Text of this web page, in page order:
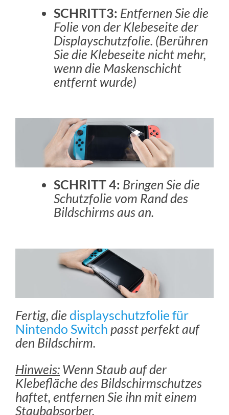
SCHRITT3: Entfernen Sie die
Folie von der Klebeseite der
Displayschutzfolie. (Berühren
Sie die Klebeseite nicht mehr,
wenn die Maskenschicht
entfernt wurde)
SCHRITT 4: Bringen Sie die
Schutzfolie vom Rand des
Bildschirms aus an.
Fertig, die displayschutzfolie für
Nintendo Switch passt perfekt auf
den Bildschirm.
Hinweis: Wenn Staub auf der
Klebefläche des Bildschirmschutzes
haftet, entfernen Sie ihn mit einem
Staubabsorber.